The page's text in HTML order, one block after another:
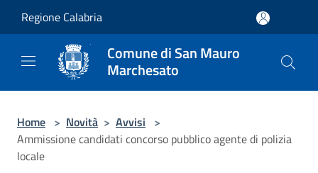
Regione Calabria
Comune di San Mauro
Marchesato
Home > Novità > Avvisi >
Ammissione candidati concorso pubblico agente di polizia
locale